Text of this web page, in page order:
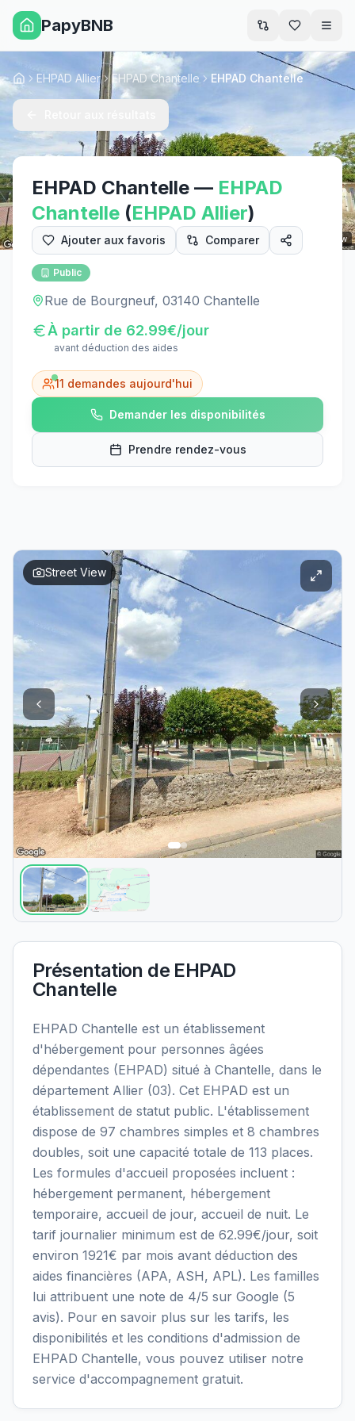
PapyBNB
Street View
AccueilEHPAD Allier EHPAD Chantelle EHPAD Chantelle
EHPAD Chantelle — EHPAD
Chantelle (EHPAD Allier)
Ajouter aux favoris Comparer
Public
Rue de Bourgneuf, 03140 Chantelle
À partir de 62.99€/jour
avant déduction des aides
11 demandes aujourd'hui
Demander les disponibilités
Prendre rendez-vous
Street View
Présentation de EHPAD
Chantelle
EHPAD Chantelle est un établissement
d'hébergement pour personnes âgées
dépendantes (EHPAD) situé à Chantelle, dans le
département Allier (03). Cet EHPAD est un
établissement de statut public. L'établissement
dispose de 97 chambres simples et 8 chambres
doubles, soit une capacité totale de 113 places.
Les formules d'accueil proposées incluent :
hébergement permanent, hébergement
temporaire, accueil de jour, accueil de nuit. Le
tarif journalier minimum est de 62.99€/jour, soit
environ 1921€ par mois avant déduction des
aides financières (APA, ASH, APL). Les familles
lui attribuent une note de 4/5 sur Google (5
avis). Pour en savoir plus sur les tarifs, les
disponibilités et les conditions d'admission de
EHPAD Chantelle, vous pouvez utiliser notre
service d'accompagnement gratuit.